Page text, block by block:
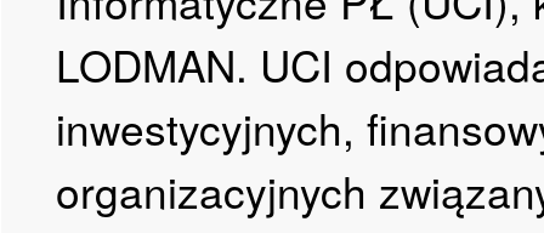
LODMAN. UCI
inwestycyjnych,
organizacyjnych